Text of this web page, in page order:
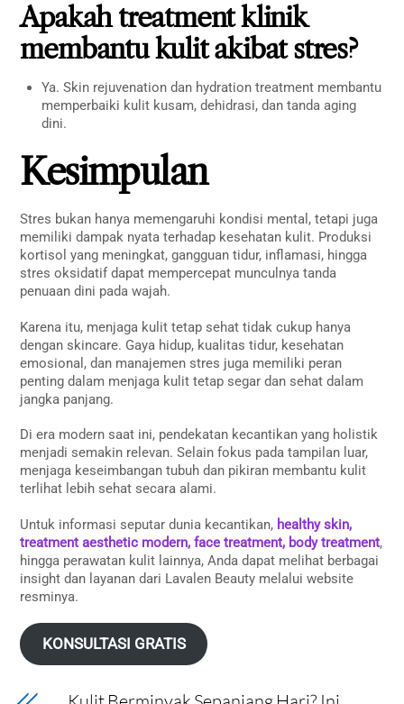
Apakah treatment klinik
membantu kulit akibat stres?
Ya. Skin rejuvenation dan hydration treatment membantu
memperbaiki kulit kusam, dehidrasi, dan tanda aging
dini.
Kesimpulan
Stres bukan hanya memengaruhi kondisi mental, tetapi juga
memiliki dampak nyata terhadap kesehatan kulit. Produksi
kortisol yang meningkat, gangguan tidur, inflamasi, hingga
stres oksidatif dapat mempercepat munculnya tanda
penuaan dini pada wajah.
Karena itu, menjaga kulit tetap sehat tidak cukup hanya
dengan skincare. Gaya hidup, kualitas tidur, kesehatan
emosional, dan manajemen stres juga memiliki peran
penting dalam menjaga kulit tetap segar dan sehat dalam
jangka panjang.
Di era modern saat ini, pendekatan kecantikan yang holistik
menjadi semakin relevan. Selain fokus pada tampilan luar,
menjaga keseimbangan tubuh dan pikiran membantu kulit
terlihat lebih sehat secara alami.
Untuk informasi seputar dunia kecantikan, healthy skin,
treatment aesthetic modern, face treatment, body treatment,
hingga perawatan kulit lainnya, Anda dapat melihat berbagai
insight dan layanan dari Lavalen Beauty melalui website
resminya.
KONSULTASI GRATIS